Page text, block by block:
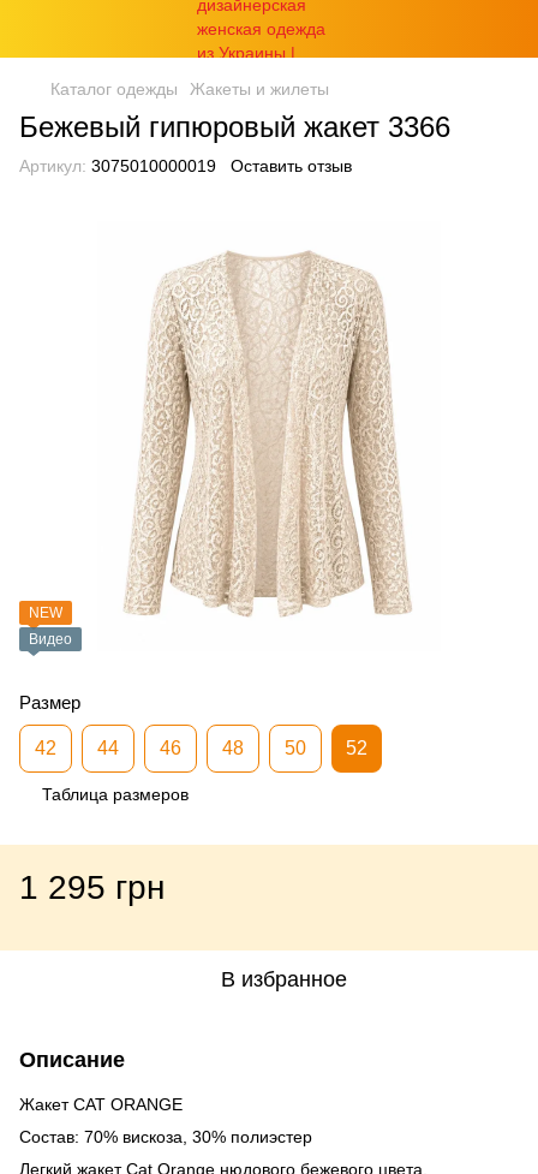
Каталог одежды Жакеты и жилеты
Бежевый гипюровый жакет 3366
Артикул: 3075010000019 Оставить отзыв
NEW
Видео
Размер
42 44 46 48 50 52
Таблица размеров
1 295 грн
В избранное
Описание
Жакет CAT ORANGE
Состав: 70% вискоза, 30% полиэстер
Легкий жакет Cat Orange нюдового бежевого цвета.